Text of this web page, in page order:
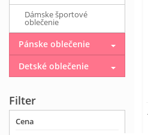
Dámske športové
oblečenie
Pánske oblečenie
Detské oblečenie
Filter
Cena